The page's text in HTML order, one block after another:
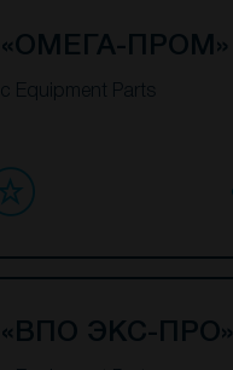
ПРОМ»
Equipment Parts
ЭКС-ПРО»